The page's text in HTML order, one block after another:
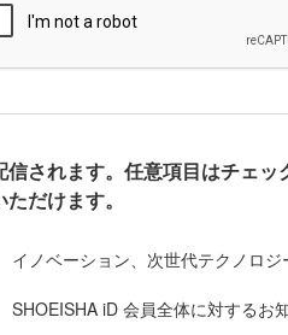
されます。任意項目はチェ
だけます。
イノベーション、次世代テクノロ
SHOEISHA iD 会員全体に対するお